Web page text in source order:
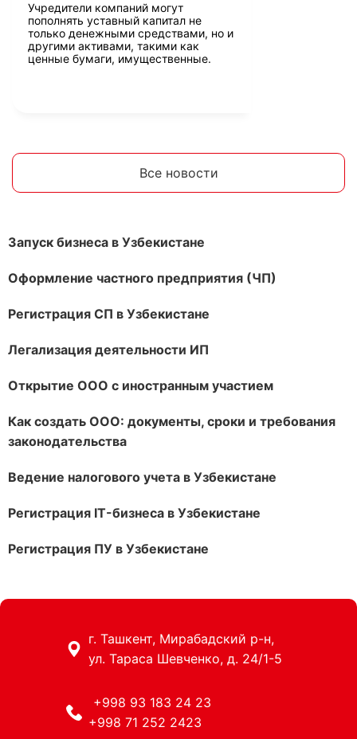
Учредители компаний могут
пополнять уставный капитал не
только денежными средствами, но и
другими активами, такими как
ценные бумаги, имущественные.
Все новости
Запуск бизнеса в Узбекистане
Оформление частного предприятия (ЧП)
Регистрация СП в Узбекистане
Легализация деятельности ИП
Открытие ООО с иностранным участием
Как создать ООО: документы, сроки и требования
законодательства
Ведение налогового учета в Узбекистане
Регистрация IT-бизнеса в Узбекистане
Регистрация ПУ в Узбекистане
г. Ташкент, Мирабадский р-н,
ул. Тараса Шевченко, д. 24/1-5
+998 93 183 24 23
+998 71 252 2423